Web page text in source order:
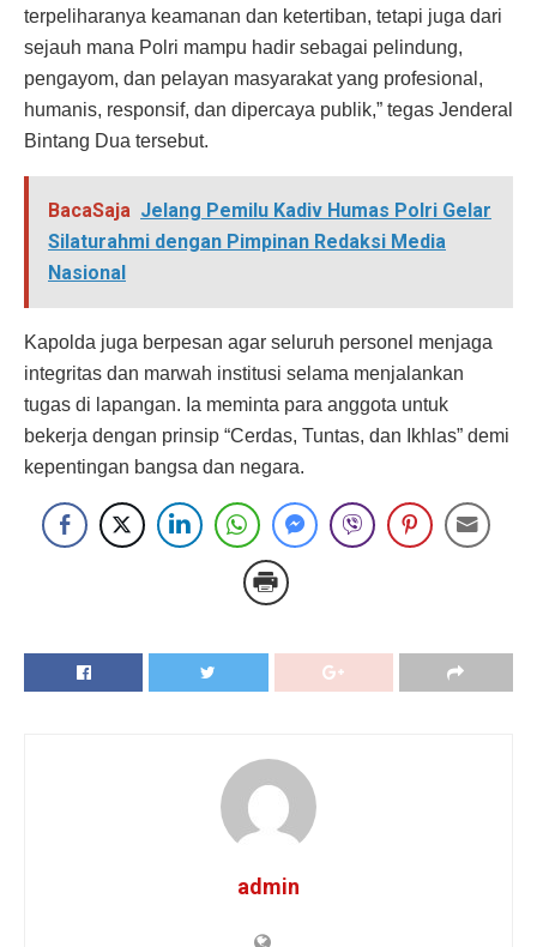
terpeliharanya keamanan dan ketertiban, tetapi juga dari
sejauh mana Polri mampu hadir sebagai pelindung,
pengayom, dan pelayan masyarakat yang profesional,
humanis, responsif, dan dipercaya publik,” tegas Jenderal
Bintang Dua tersebut.
BacaSaja Jelang Pemilu Kadiv Humas Polri Gelar
Silaturahmi dengan Pimpinan Redaksi Media
Nasional
Kapolda juga berpesan agar seluruh personel menjaga
integritas dan marwah institusi selama menjalankan
tugas di lapangan. Ia meminta para anggota untuk
bekerja dengan prinsip “Cerdas, Tuntas, dan Ikhlas” demi
kepentingan bangsa dan negara.
admin